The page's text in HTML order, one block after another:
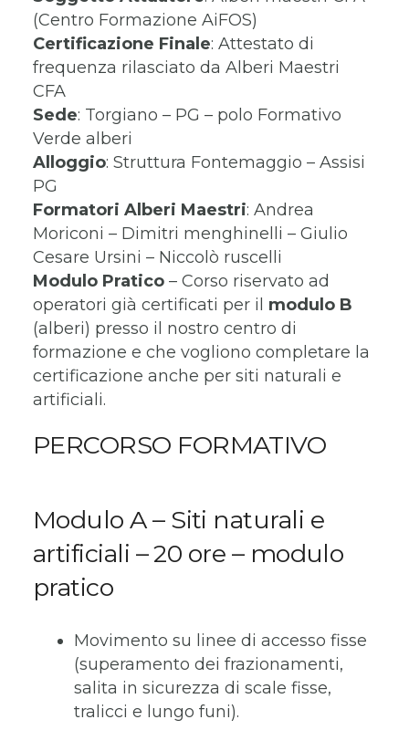
(Centro Formazione AiFOS)
Certificazione Finale: Attestato di
frequenza rilasciato da Alberi Maestri
CFA
Sede: Torgiano – PG – polo Formativo
Verde alberi
Alloggio: Struttura Fontemaggio – Assisi
PG
Formatori Alberi Maestri: Andrea
Moriconi – Dimitri menghinelli – Giulio
Cesare Ursini – Niccolò ruscelli
Modulo Pratico – Corso riservato ad
operatori già certificati per il modulo B
(alberi) presso il nostro centro di
formazione e che vogliono completare la
certificazione anche per siti naturali e
artificiali.
PERCORSO FORMATIVO
Modulo A – Siti naturali e
artificiali – 20 ore – modulo
pratico
Movimento su linee di accesso fisse
(superamento dei frazionamenti,
salita in sicurezza di scale fisse,
tralicci e lungo funi).